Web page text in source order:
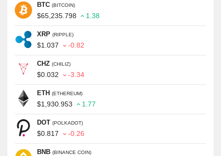
BTC (BITCOIN)
$65,235.798 1.38
XRP (RIPPLE)
$1.037 -0.82
CHZ (CHILIZ)
$0.032 -3.34
ETH (ETHEREUM)
$1,930.953 1.77
DOT (POLKADOT)
$0.817 -0.26
BNB (BINANCE COIN)